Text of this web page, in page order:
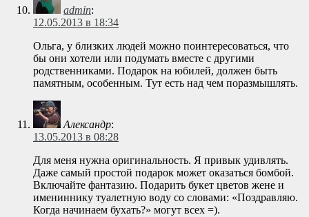
admin:
12.05.2013 в 18:34
Ольга, у близких людей можно поинтересоваться, что
бы они хотели или подумать вместе с другими
родственниками. Подарок на юбилей, должен быть
памятным, особенным. Тут есть над чем поразмышлять.
Александр:
13.05.2013 в 08:28
Для меня нужна оригинальность. Я привык удивлять.
Даже самый простой подарок может оказаться бомбой.
Включайте фантазию. Подарить букет цветов жене и
имениннику туалетную воду со словами: «Поздравляю.
Когда начинаем бухать?» могут всех =).